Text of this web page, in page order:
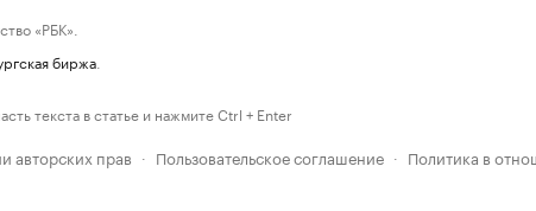
«РБК».
биржа
текста в статье и нажмите Ctrl + Enter
авторских прав · Пользовательское соглашение · Политика в